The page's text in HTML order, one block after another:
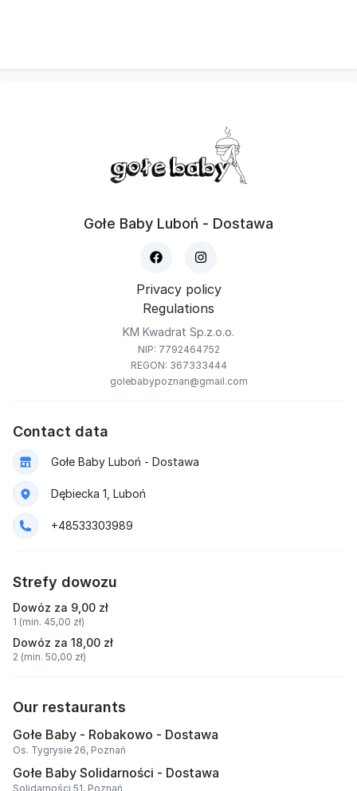
Gołe Baby Luboń - Dostawa
Privacy policy
Regulations
KM Kwadrat Sp.z.o.o.
NIP: 7792464752
REGON: 367333444
golebabypoznan@gmail.com
Contact data
Gołe Baby Luboń - Dostawa
Dębiecka 1, Luboń
+48533303989
Strefy dowozu
Dowóz za 9,00 zł
1 (min. 45,00 zł)
Dowóz za 18,00 zł
2 (min. 50,00 zł)
Our restaurants
Gołe Baby - Robakowo - Dostawa
Os. Tygrysie 26, Poznań
Gołe Baby Solidarności - Dostawa
Solidarności 51, Poznań